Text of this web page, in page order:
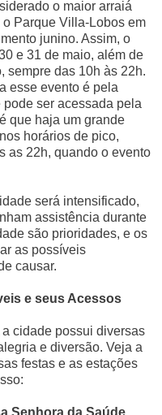
o maior arraiá
Parque Villa-Lobos em
junino. Assim, o
e 31 de maio, além de
sempre das 10h às 22h.
esse evento é pela
ser acessada pela
que haja um grande
horários de pico,
as 22h, quando o evento
será intensificado,
assistência durante
são prioridades, e os
as possíveis
causar.
e seus Acessos
cidade possui diversas
e diversão. Veja a
festas e as estações
Senhora da Saúde